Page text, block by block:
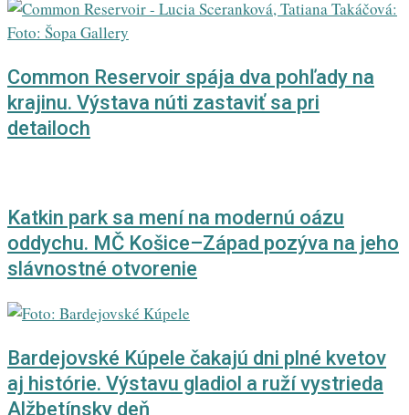
Common Reservoir spája dva pohľady na
krajinu. Výstava núti zastaviť sa pri
detailoch
Katkin park sa mení na modernú oázu
oddychu. MČ Košice–Západ pozýva na jeho
slávnostné otvorenie
Bardejovské Kúpele čakajú dni plné kvetov
aj histórie. Výstavu gladiol a ruží vystrieda
Alžbetínsky deň